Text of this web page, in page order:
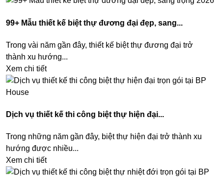
99+ Mẫu thiết kế biệt thự đương đại đẹp, sang...
Trong vài năm gần đây, thiết kế biệt thự đương đại trở
thành xu hướng...
Xem chi tiết
Dịch vụ thiết kế thi công biệt thự hiện đại...
Trong những năm gần đây, biệt thự hiện đại trở thành xu
hướng được nhiều...
Xem chi tiết